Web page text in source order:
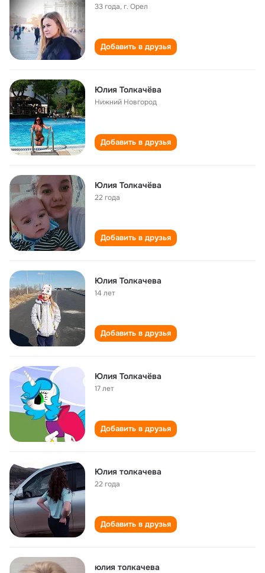
33 года,г. Орел
Добавить в друзья
Юлия Толкачёва
Нижний Новгород
Добавить в друзья
Юлия Толкачёва
22 года
Добавить в друзья
Юлия Толкачева
14 лет
Добавить в друзья
Юлия Толкачёва
17 лет
Добавить в друзья
Юлия толкачева
22 года
Добавить в друзья
юлия толкачева